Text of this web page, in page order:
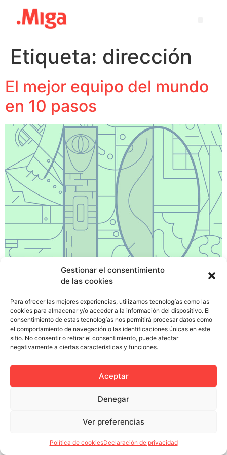
Gestionar el consentimiento
de las cookies
Para ofrecer las mejores experiencias, utilizamos tecnologías como las
cookies para almacenar y/o acceder a la información del dispositivo. El
consentimiento de estas tecnologías nos permitirá procesar datos como
el comportamiento de navegación o las identificaciones únicas en este
sitio. No consentir o retirar el consentimiento, puede afectar
negativamente a ciertas características y funciones.
Aceptar
Denegar
Ver preferencias
Política de cookiesDeclaración de privacidad
Etiqueta: dirección
El mejor equipo del mundo
en 10 pasos
¿Cansado de tediosos procesos de selección?¿De
dedicar un dinero a un departamento de recursos
humanos que sólo selecciona patanes y vagos? No
pierdas más tu tiempo y tus ahorros. Aquí van las
claves para conseguir reunir al equipo de tus sueños y
catapultarte hacia el éxito. 1. ¿Por qué trabajar con
Colectivo Miga © 2023